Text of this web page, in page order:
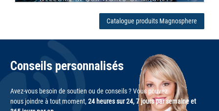
Catalogue produits Magnosphere
Conseils personnalisés
Avez-vous besoin de soutien ou de conseils ? Vous pouvez
nous joindre à tout moment, 24 heures sur 24, 7 jours par semaine et